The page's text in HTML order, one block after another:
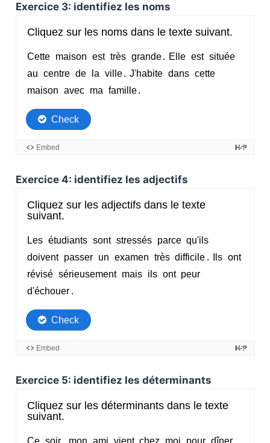
Exercice 3: identifiez les noms
Exercice 4: identifiez les adjectifs
Exercice 5: identifiez les déterminants